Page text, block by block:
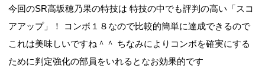
今回のSR高坂穂乃果の特技は 特技の中でも評判の高い「スコ
アアップ」！ コンボ１８なので比較的簡単に達成できるので
これは美味しいですね＾＾ ちなみによりコンボを確実にする
ために判定強化の部員をいれるとなお効果的です